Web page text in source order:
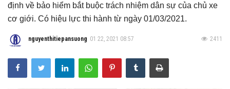
Quy định chung & bảo mật thông tin
Giới thiệu
Luật Giao Thông
Mẹo vặt sửa xe
Thiết kế cải tạo
định về bảo hiểm bắt buộc trách nhiệm dân sự của chủ xe
cơ giới. Có hiệu lực thi hành từ ngày 01/03/2021.
nguyenthitiepansuong 01 22, 2021 08:57 2411